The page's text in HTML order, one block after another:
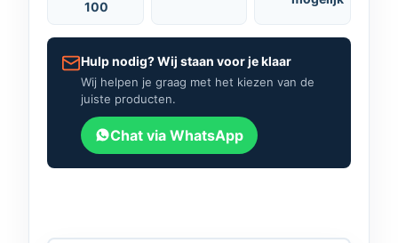
100
Hulp nodig? Wij staan voor je klaar
Wij helpen je graag met het kiezen van de
juiste producten.
Chat via WhatsApp